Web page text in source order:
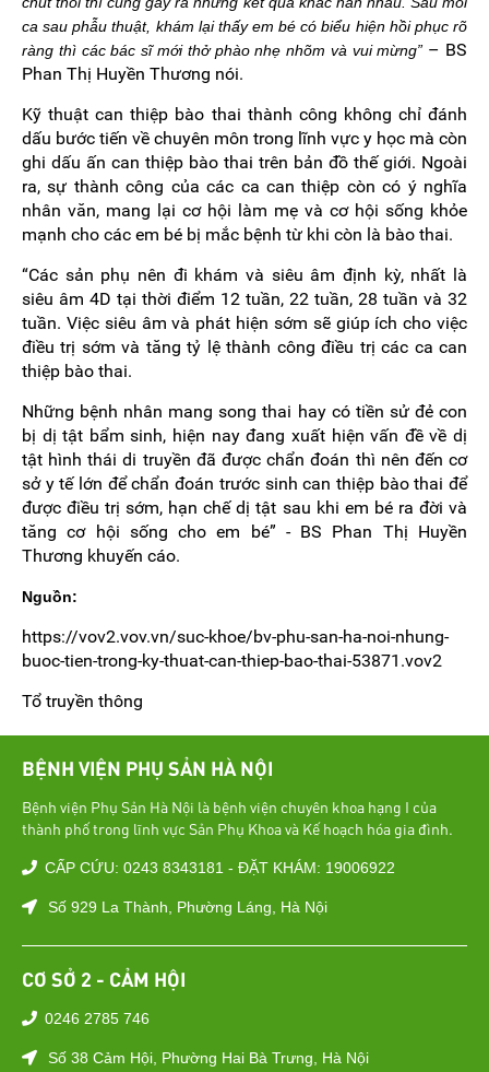
ca sau phẫu thuật, khám lại thấy em bé có biểu hiện hồi phục rõ
ràng thì các bác sĩ mới thở phào nhẹ nhõm và vui mừng” – BS
Phan Thị Huyền Thương nói.
Kỹ thuật can thiệp bào thai thành công không chỉ đánh
dấu bước tiến về chuyên môn trong lĩnh vực y học mà còn
ghi dấu ấn can thiệp bào thai trên bản đồ thế giới. Ngoài
ra, sự thành công của các ca can thiệp còn có ý nghĩa
nhân văn, mang lại cơ hội làm mẹ và cơ hội sống khỏe
mạnh cho các em bé bị mắc bệnh từ khi còn là bào thai.
“Các sản phụ nên đi khám và siêu âm định kỳ, nhất là
siêu âm 4D tại thời điểm 12 tuần, 22 tuần, 28 tuần và 32
tuần. Việc siêu âm và phát hiện sớm sẽ giúp ích cho việc
điều trị sớm và tăng tỷ lệ thành công điều trị các ca can
thiệp bào thai.
Những bệnh nhân mang song thai hay có tiền sử đẻ con
bị dị tật bẩm sinh, hiện nay đang xuất hiện vấn đề về dị
tật hình thái di truyền đã được chẩn đoán thì nên đến cơ
sở y tế lớn để chẩn đoán trước sinh can thiệp bào thai để
được điều trị sớm, hạn chế dị tật sau khi em bé ra đời và
tăng cơ hội sống cho em bé” - BS Phan Thị Huyền
Thương khuyến cáo.
Nguồn:
https://vov2.vov.vn/suc-khoe/bv-phu-san-ha-noi-nhung-
buoc-tien-trong-ky-thuat-can-thiep-bao-thai-53871.vov2
Tổ truyền thông
BỆNH VIỆN PHỤ SẢN HÀ NỘI
Bệnh viện Phụ Sản Hà Nội là bệnh viện chuyên khoa hạng I của
thành phố trong lĩnh vực Sản Phụ Khoa và Kế hoạch hóa gia đình.
CẤP CỨU: 0243 8343181 - ĐẶT KHÁM: 19006922
Số 929 La Thành, Phường Láng, Hà Nội
CƠ SỞ 2 - CẢM HỘI
0246 2785 746
Số 38 Cảm Hội, Phường Hai Bà Trưng, Hà Nội